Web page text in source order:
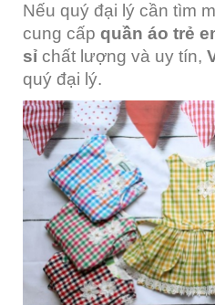
Nếu quý đại lý cần tìm
cung cấp quần áo trẻ
sỉ chất lượng và uy tín,
quý đại lý.